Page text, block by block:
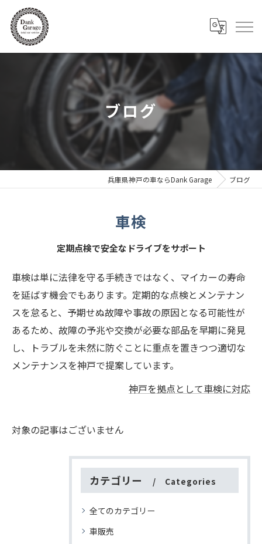
ブログ
兵庫県神戸の車ならDank Garage ブログ
車検
定期点検で安全なドライブをサポート
車検は単に法律を守る手続きではなく、マイカーの寿命
を延ばす機会でもあります。定期的な点検とメンテナン
スを怠ると、予期せぬ故障や事故の原因となる可能性が
あるため、故障の予兆や交換が必要な部品を早期に発見
し、トラブルを未然に防ぐことに重点を置きつつ適切な
メンテナンスを神戸で提案しています。
神戸を拠点として車検に対応
対象の記事はございません
カテゴリー Categories
全てのカテゴリー
車販売